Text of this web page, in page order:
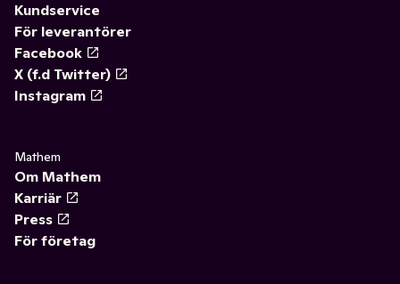
Kundservice
För leverantörer
Facebook
X (f.d Twitter)
Instagram
Mathem
Om Mathem
Karriär
Press
För företag